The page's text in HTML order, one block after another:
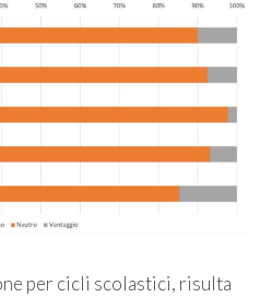
per cicli scolastici, risulta